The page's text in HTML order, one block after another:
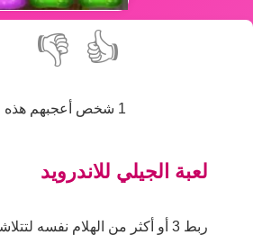
👍
👎
1 شخص أعجبهم هذه اللعبة، انضم إليهم!
لعبة الجيلي للاندرويد
ربط 3 أو أكثر من الهلام نفسه